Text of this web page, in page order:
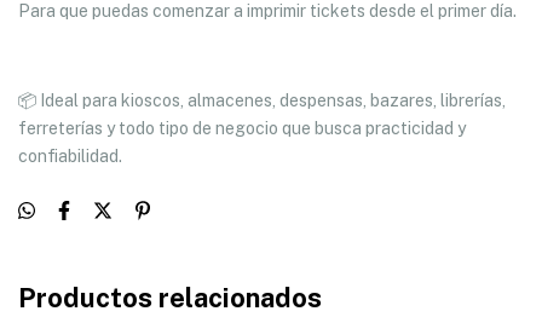
Para que puedas comenzar a imprimir tickets desde el primer día.
📦 Ideal para kioscos, almacenes, despensas, bazares, librerías,
ferreterías y todo tipo de negocio que busca practicidad y
confiabilidad.
Productos relacionados